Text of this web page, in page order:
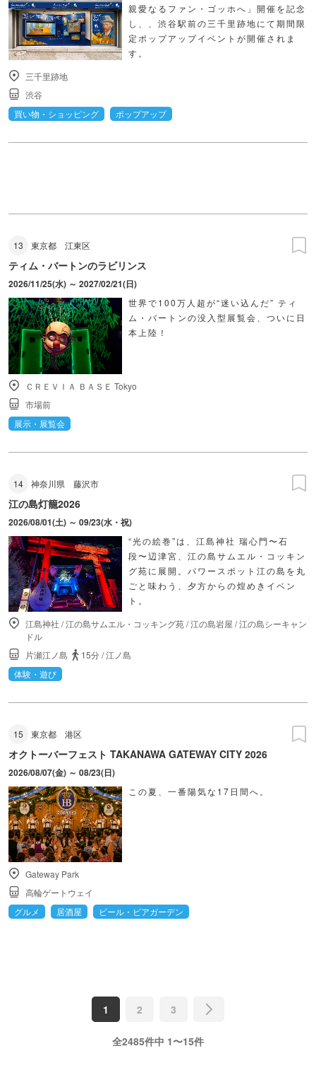
親愛なるファン・ゴッホへ」開催を記念
し、、渋谷駅前の三千里跡地にて期間限
定ポップアップイベントが開催されま
す。
三千里跡地
渋谷
買い物・ショッピング
ポップアップ
13 東京都 江東区
ティム・バートンのラビリンス
2026/11/25(水) ～ 2027/02/21(日)
世界で100万人超が“迷い込んだ” ティ
ム・バートンの没入型展覧会、ついに日
本上陸！
ＣＲＥＶＩＡ ＢＡＳＥ Tokyo
市場前
展示・展覧会
14 神奈川県 藤沢市
江の島灯籠2026
2026/08/01(土) ～ 09/23(水・祝)
“光の絵巻”は、江島神社 瑞心門〜石
段〜辺津宮、江の島サムエル・コッキン
グ苑に展開。パワースポット江の島を丸
ごと味わう、夕方からの煌めきイベン
ト。
江島神社 /江の島サムエル・コッキング苑/江の島岩屋 /江の島シーキャン
ドル
片瀬江ノ島
15分/江ノ島
体験・遊び
15 東京都 港区
オクトーバーフェスト TAKANAWA GATEWAY CITY 2026
2026/08/07(金) ～ 08/23(日)
この夏、一番陽気な17日間へ。
Gateway Park
高輪ゲートウェイ
グルメ
居酒屋 ビール・ビアガーデン
1 2 3
全2485件中 1〜15件